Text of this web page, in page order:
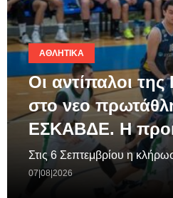
ΑΘΛΗΤΙΚΆ
Οι αντίπαλοι
στο νεο
ΕΣΚΑΒΔΕ. Η
Στις 6 Σεπτεμβρίου η
07|08|2026